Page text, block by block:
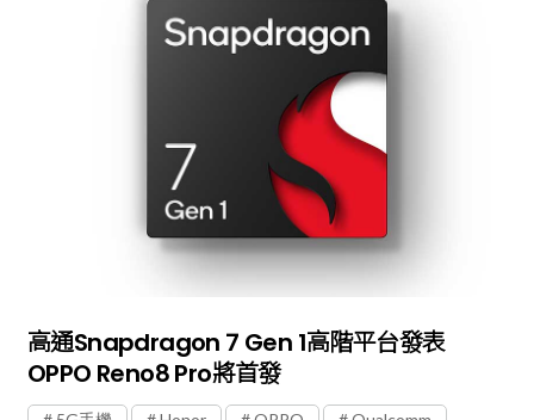
高通Snapdragon 7 Gen 1高階平台發表
OPPO Reno8 Pro將首發